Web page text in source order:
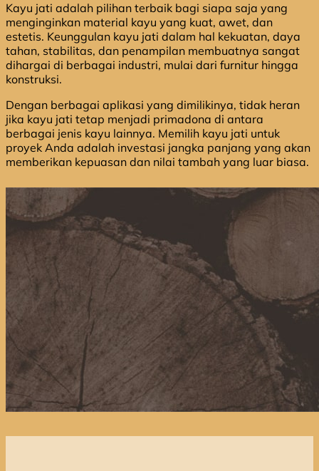
Kayu jati adalah pilihan terbaik bagi siapa saja yang
menginginkan material kayu yang kuat, awet, dan
estetis. Keunggulan kayu jati dalam hal kekuatan, daya
tahan, stabilitas, dan penampilan membuatnya sangat
dihargai di berbagai industri, mulai dari furnitur hingga
konstruksi.
Dengan berbagai aplikasi yang dimilikinya, tidak heran
jika kayu jati tetap menjadi primadona di antara
berbagai jenis kayu lainnya. Memilih kayu jati untuk
proyek Anda adalah investasi jangka panjang yang akan
memberikan kepuasan dan nilai tambah yang luar biasa.